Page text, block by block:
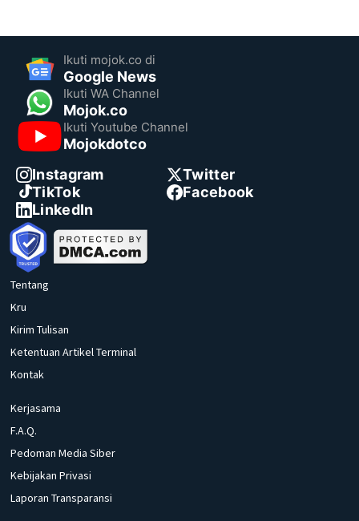
Ikuti mojok.co di
Google News
Ikuti WA Channel
Mojok.co
Ikuti Youtube Channel
Mojokdotco
Instagram
Twitter
TikTok
Facebook
LinkedIn
Tentang
Kru
Kirim Tulisan
Ketentuan Artikel Terminal
Kontak
Kerjasama
F.A.Q.
Pedoman Media Siber
Kebijakan Privasi
Laporan Transparansi